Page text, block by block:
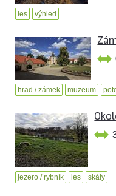
les výhled
hrad / zámek muzeum
jezero / rybník les skály